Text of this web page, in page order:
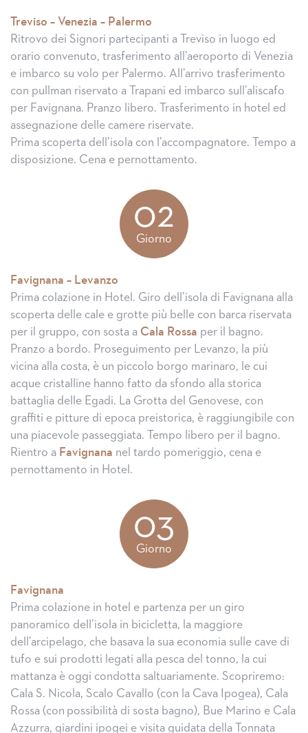
Treviso – Venezia – Palermo
Ritrovo dei Signori partecipanti a Treviso in luogo ed
orario convenuto, trasferimento all’aeroporto di Venezia
e imbarco su volo per Palermo. All’arrivo trasferimento
con pullman riservato a Trapani ed imbarco sull’aliscafo
per Favignana. Pranzo libero. Trasferimento in hotel ed
assegnazione delle camere riservate.
Prima scoperta dell’isola con l’accompagnatore. Tempo a
disposizione. Cena e pernottamento.
02
Giorno
Favignana – Levanzo
Prima colazione in Hotel. Giro dell’isola di Favignana alla
scoperta delle cale e grotte più belle con barca riservata
per il gruppo, con sosta a Cala Rossa per il bagno.
Pranzo a bordo. Proseguimento per Levanzo, la più
vicina alla costa, è un piccolo borgo marinaro, le cui
acque cristalline hanno fatto da sfondo alla storica
battaglia delle Egadi. La Grotta del Genovese, con
graffiti e pitture di epoca preistorica, è raggiungibile con
una piacevole passeggiata. Tempo libero per il bagno.
Rientro a Favignana nel tardo pomeriggio, cena e
pernottamento in Hotel.
03
Giorno
Favignana
Prima colazione in hotel e partenza per un giro
panoramico dell’isola in bicicletta, la maggiore
dell’arcipelago, che basava la sua economia sulle cave di
tufo e sui prodotti legati alla pesca del tonno, la cui
mattanza è oggi condotta saltuariamente. Scopriremo:
Cala S. Nicola, Scalo Cavallo (con la Cava Ipogea), Cala
Rossa (con possibilità di sosta bagno), Bue Marino e Cala
Azzurra, giardini ipogei e visita guidata della Tonnata